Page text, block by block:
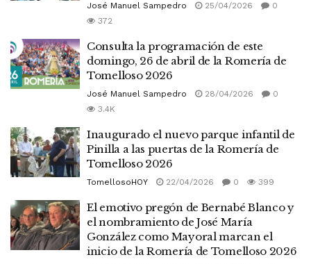
José Manuel Sampedro 25/04/2026
0
372
Consulta la programación de este
domingo, 26 de abril de la Romería de
Tomelloso 2026
José Manuel Sampedro 28/04/2026
0
3.4K
Inaugurado el nuevo parque infantil de
Pinilla a las puertas de la Romería de
Tomelloso 2026
TomellosoHOY 22/04/2026 0 399
El emotivo pregón de Bernabé Blanco y
el nombramiento de José María
González como Mayoral marcan el
inicio de la Romería de Tomelloso 2026